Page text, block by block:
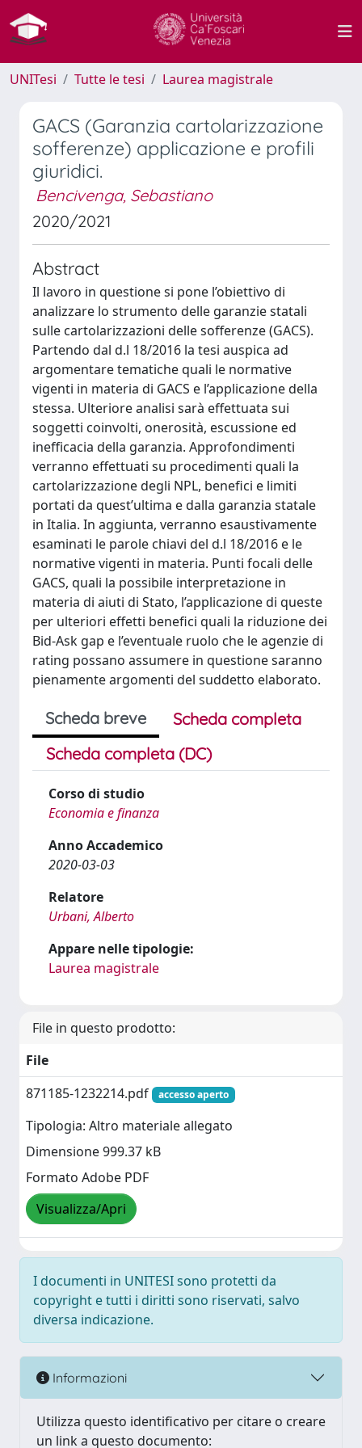
UNITesi Tutte le tesi Laurea magistrale
GACS (Garanzia cartolarizzazione
sofferenze) applicazione e profili
giuridici.
Bencivenga, Sebastiano
2020/2021
Abstract
Il lavoro in questione si pone l’obiettivo di
analizzare lo strumento delle garanzie statali
sulle cartolarizzazioni delle sofferenze (GACS).
Partendo dal d.l 18/2016 la tesi auspica ad
argomentare tematiche quali le normative
vigenti in materia di GACS e l’applicazione della
stessa. Ulteriore analisi sarà effettuata sui
soggetti coinvolti, onerosità, escussione ed
inefficacia della garanzia. Approfondimenti
verranno effettuati su procedimenti quali la
cartolarizzazione degli NPL, benefici e limiti
portati da quest’ultima e dalla garanzia statale
in Italia. In aggiunta, verranno esaustivamente
esaminati le parole chiavi del d.l 18/2016 e le
normative vigenti in materia. Punti focali delle
GACS, quali la possibile interpretazione in
materia di aiuti di Stato, l’applicazione di queste
per ulteriori effetti benefici quali la riduzione dei
Bid-Ask gap e l’eventuale ruolo che le agenzie di
rating possano assumere in questione saranno
pienamente argomenti del suddetto elaborato.
Scheda breve
Scheda completa
Scheda completa (DC)
Corso di studio
Economia e finanza
Anno Accademico
2020-03-03
Relatore
Urbani, Alberto
Appare nelle tipologie:
Laurea magistrale
File in questo prodotto:
File
871185-1232214.pdf
accesso aperto
Tipologia: Altro materiale allegato
Dimensione 999.37 kB
Formato Adobe PDF
Visualizza/Apri
I documenti in UNITESI sono protetti da
copyright e tutti i diritti sono riservati, salvo
diversa indicazione.
Informazioni
Utilizza questo identificativo per citare o creare
un link a questo documento: